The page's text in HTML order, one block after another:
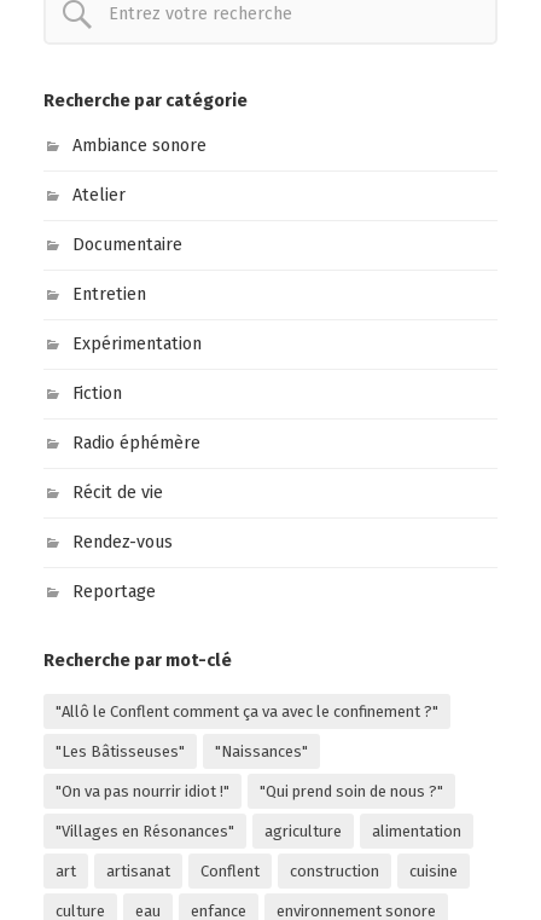
Recherche par catégorie
Ambiance sonore
Atelier
Documentaire
Entretien
Expérimentation
Fiction
Radio éphémère
Récit de vie
Rendez-vous
Reportage
Recherche par mot-clé
"Allô le Conflent comment ça va avec le confinement ?"
"Les Bâtisseuses" "Naissances"
"On va pas nourrir idiot !" "Qui prend soin de nous ?"
"Villages en Résonances" agriculture alimentation
art artisanat Conflent construction cuisine
culture eau enfance environnement sonore